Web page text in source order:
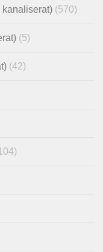
(570)
(5)
(42)